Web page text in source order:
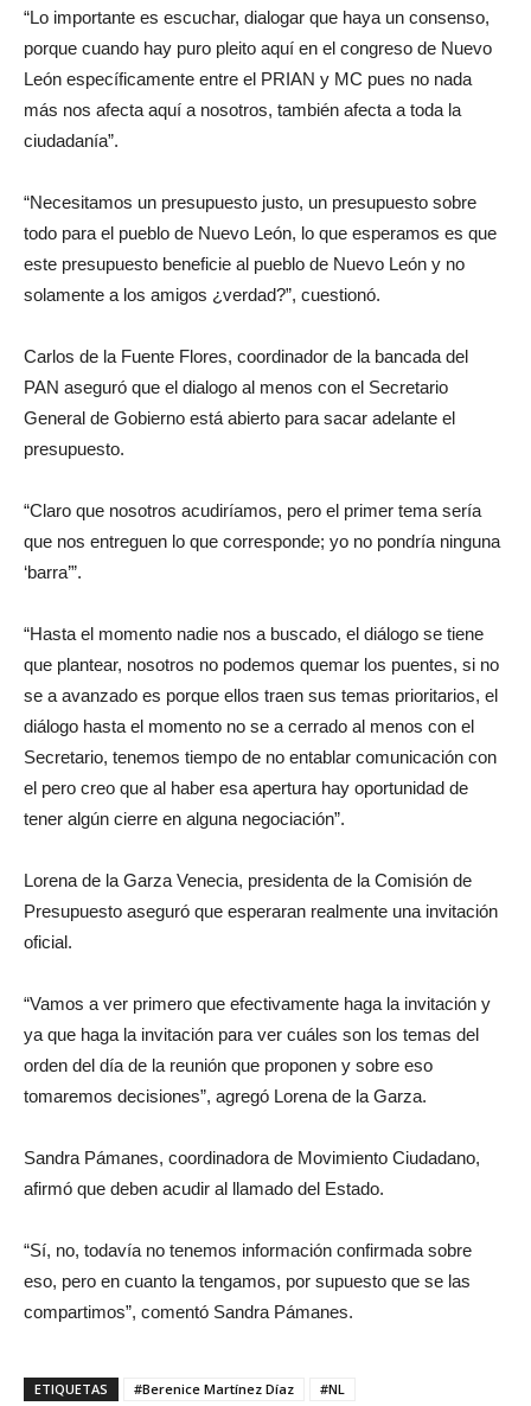
“Lo importante es escuchar, dialogar que haya un consenso,
porque cuando hay puro pleito aquí en el congreso de Nuevo
León específicamente entre el PRIAN y MC pues no nada
más nos afecta aquí a nosotros, también afecta a toda la
ciudadanía”.
“Necesitamos un presupuesto justo, un presupuesto sobre
todo para el pueblo de Nuevo León, lo que esperamos es que
este presupuesto beneficie al pueblo de Nuevo León y no
solamente a los amigos ¿verdad?”, cuestionó.
Carlos de la Fuente Flores, coordinador de la bancada del
PAN aseguró que el dialogo al menos con el Secretario
General de Gobierno está abierto para sacar adelante el
presupuesto.
“Claro que nosotros acudiríamos, pero el primer tema sería
que nos entreguen lo que corresponde; yo no pondría ninguna
‘barra’”.
“Hasta el momento nadie nos a buscado, el diálogo se tiene
que plantear, nosotros no podemos quemar los puentes, si no
se a avanzado es porque ellos traen sus temas prioritarios, el
diálogo hasta el momento no se a cerrado al menos con el
Secretario, tenemos tiempo de no entablar comunicación con
el pero creo que al haber esa apertura hay oportunidad de
tener algún cierre en alguna negociación”.
Lorena de la Garza Venecia, presidenta de la Comisión de
Presupuesto aseguró que esperaran realmente una invitación
oficial.
“Vamos a ver primero que efectivamente haga la invitación y
ya que haga la invitación para ver cuáles son los temas del
orden del día de la reunión que proponen y sobre eso
tomaremos decisiones”, agregó Lorena de la Garza.
Sandra Pámanes, coordinadora de Movimiento Ciudadano,
afirmó que deben acudir al llamado del Estado.
“Sí, no, todavía no tenemos información confirmada sobre
eso, pero en cuanto la tengamos, por supuesto que se las
compartimos”, comentó Sandra Pámanes.
ETIQUETAS #Berenice Martínez Díaz #NL